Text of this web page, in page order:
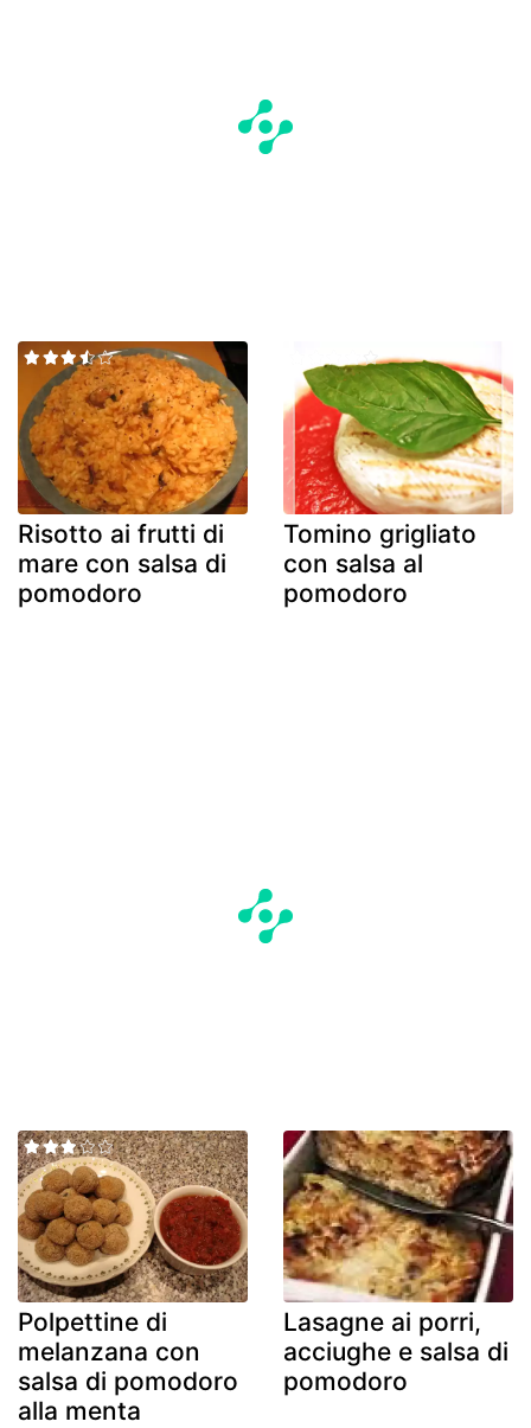
Risotto ai frutti di
mare con salsa di
pomodoro
Tomino grigliato
con salsa al
pomodoro
Polpettine di
melanzana con
salsa di pomodoro
alla menta
Lasagne ai porri,
acciughe e salsa di
pomodoro